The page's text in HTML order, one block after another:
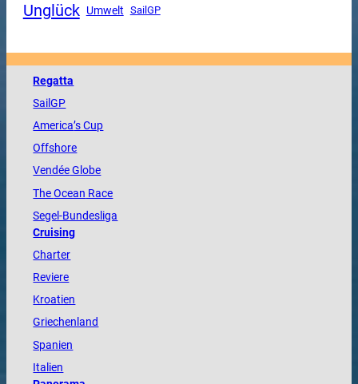
Unglück Umwelt SailGP
Regatta
SailGP
America’s Cup
Offshore
VendéeGlobe
TheOcean Race
Segel-Bundesliga
Cruising
Charter
Reviere
Kroatien
Griechenland
Spanien
Italien